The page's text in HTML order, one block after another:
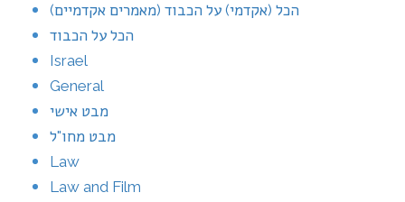
הכל (אקדמי) על הכבוד (מאמרים אקדמיים)
הכל על הכבוד
Israel
General
מבט אישי
מבט מחו"ל
Law
Law and Film